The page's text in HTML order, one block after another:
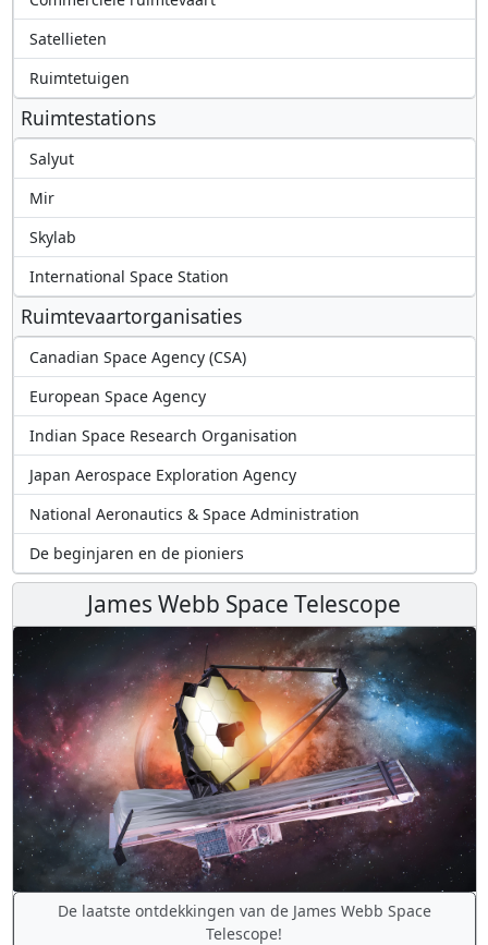
Satellieten
Ruimtetuigen
Ruimtestations
Salyut
Mir
Skylab
International Space Station
Ruimtevaartorganisaties
Canadian Space Agency (CSA)
European Space Agency
Indian Space Research Organisation
Japan Aerospace Exploration Agency
National Aeronautics & Space Administration
De beginjaren en de pioniers
James Webb Space Telescope
De laatste ontdekkingen van de James Webb Space
Telescope!